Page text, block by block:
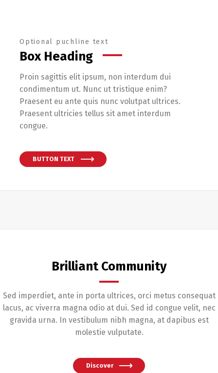
Optional puchline text
Box Heading
Proin sagittis elit ipsum, non interdum dui
condimentum ut. Nunc ut tristique enim?
Praesent eu ante quis nunc volutpat ultrices.
Praesent ultricies tellus sit amet interdum
congue.
BUTTON TEXT
Brilliant Community
Sed imperdiet, ante in porta ultrices, orci metus consequat
lacus, ac viverra magna odio at dui. Sed id congue velit, nec
gravida urna. In vestibulum nibh magna, at dapibus est
molestie vulputate.
Discover